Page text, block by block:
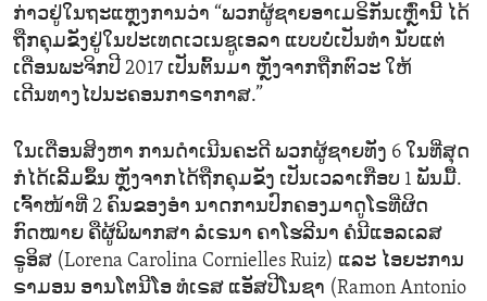
ກ່າວຢູ່ໃນຖະແຫຼງການວ່າ “ພວກຜູ້ຊາຍອາເມຣິກັນເຫຼົ່ານີ້ ໄດ້
ຖືກຄຸມຂັງຢູ່ໃນປະເທດເວເນຊູເອລາ ແບບບໍ່ເປັນທຳ ນັບແຕ່
ເດືອນພະຈິກປີ 2017 ເປັນຕົ້ນມາ ຫຼັງຈາກຖືກຕົວະ ໃຫ້
ເດີນທາງໄປນະຄອນກາຣາກາສ.”
ໃນເດືອນສິງຫາ ການດຳເນີນຄະດີ ພວກຜູ້ຊາຍທັງ 6 ໃນທີ່ສຸດ
ກໍໄດ້ເລີ້ມຂຶ້ນ ຫຼັງຈາກໄດ້ຖືກຄຸມຂັງ ເປັນເວລາເກືອບ 1 ພັນມື້.
ເຈົ້າໜ້າທີ່ 2 ຄົນຂອງອຳ ນາດການປົກຄອງມາດູໂຣທີ່ຜິດ
ກົດໝາຍ ຄືຜູ້ພິພາກສາ ລໍເຣນາ ຄາໂຮລີນາ ຄໍນີແອລເລສ
ຣູອິສ (Lorena Carolina Cornielles Ruiz) ແລະ ໄອຍະການ
ຣາມອນ ອານໂຕນີໂອ ທໍເຣສ ແອັສປີໂນຊາ (Ramon Antonio